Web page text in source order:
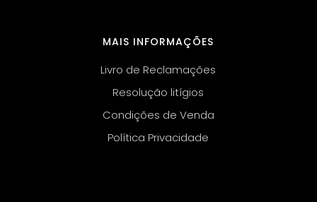
MAIS INFORMAÇÕES
Livro de Reclamações
Resolução litígios
Condições de Venda
Política Privacidade